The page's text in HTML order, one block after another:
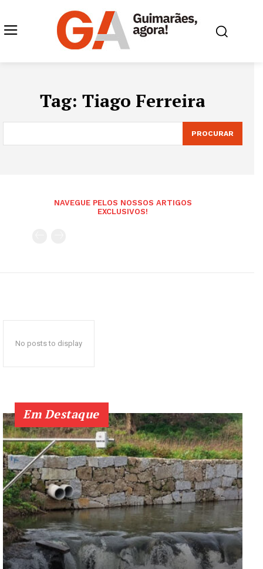
Tag: Tiago Ferreira
PROCURAR
NAVEGUE PELOS NOSSOS ARTIGOS
EXCLUSIVOS!
No posts to display
Em Destaque